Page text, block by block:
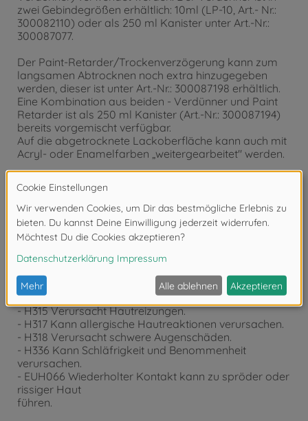
zwei Gebindegrößen erhältlich: 10ml (LP-10, Art.- Nr.:
300082110) oder als 250 ml Kanister unter Art.-Nr.:
300087077.
Der Paint-Retarder/Trockenverzögerung kann zum
langsamen Abtrocknen noch extra hinzugegeben
werden, dieser ist unter Art.-Nr.: 300087198 erhältlich.
Eine Kombination aus beiden - Verdünner und Paint
Retarder ist als 250 ml Kanister (Art.-Nr.: 300087194)
bereits vorgemischt verfügbar.
Auf die abgetrocknete Lackoberfläche kann auch mit
Acryl- oder Enamelfarben „weitergearbeitet" werden.
- Kunstharzfarben
- Schnelltrocknend
- sehr kratzfeste und harte Lackoberfläche
- Sehr gut für Airbrush geeignet
- 10ml Inhalt
Signalwort Gefahr
Gefahrenhinweise:
- H225 Flüssigkeit und Dampf leicht entzündbar.
- H315 Verursacht Hautreizungen.
- H317 Kann allergische Hautreaktionen verursachen.
- H318 Verursacht schwere Augenschäden.
- H336 Kann Schläfrigkeit und Benommenheit
verursachen.
- EUH066 Wiederholter Kontakt kann zu spröder oder
rissiger Haut
führen.